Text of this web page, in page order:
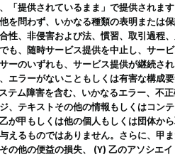
「提供されているまま」で提供されま
を問わず、いかなる種類の表明または
性、非侵害および法、慣習、取引過程
も、随時サービス提供を中止し、サー
ーのいずれも、サービス提供が継続さ
エラーがないこともしくは有害な構成
テム障害を含む、いかなるエラー、不
、テキストその他の情報もしくはコン
が甲もしくは他の個人もしくは団体か
えるものではありません。さらに、甲
の他の便益の損失、 (Y) 乙のアソシエ